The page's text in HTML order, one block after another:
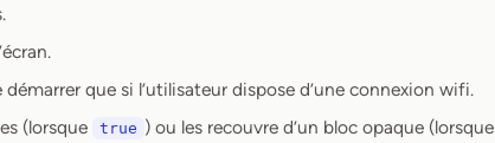
démarrer que si l’utilisateur dispose d’une connexion wifi.
(lorsque true ) ou les recouvre d’un bloc opaque (lorsque